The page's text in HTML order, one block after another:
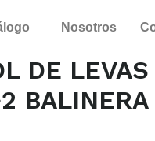
Nosotros
DE
BALINERA